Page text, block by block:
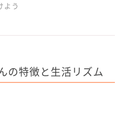
よう
の特徴と生活リズム